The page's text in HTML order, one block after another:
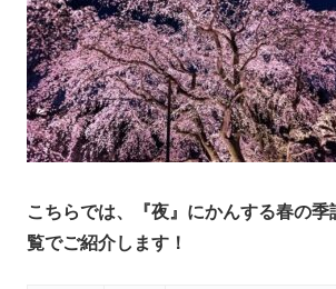
こちらでは、『夜』にかんする春の
覧でご紹介します！